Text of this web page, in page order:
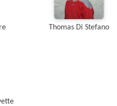
Thomas Di Stefano